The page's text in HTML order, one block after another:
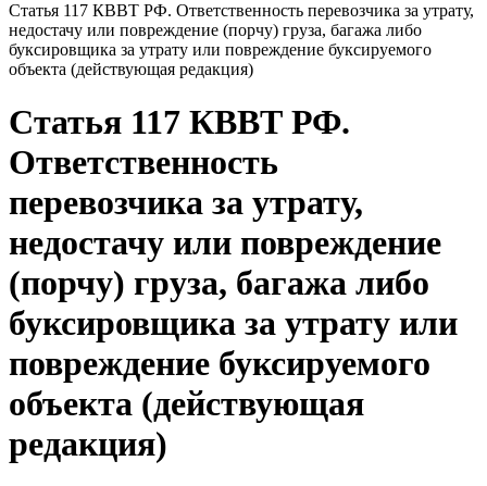
Статья 117 КВВТ РФ. Ответственность перевозчика за утрату,
недостачу или повреждение (порчу) груза, багажа либо
буксировщика за утрату или повреждение буксируемого
объекта (действующая редакция)
Статья 117 КВВТ РФ.
Ответственность
перевозчика за утрату,
недостачу или повреждение
(порчу) груза, багажа либо
буксировщика за утрату или
повреждение буксируемого
объекта (действующая
редакция)